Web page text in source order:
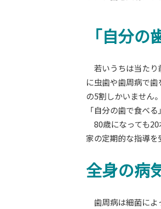
「自分
若いうちは当たり
に虫歯や歯周病で
の5割しかいません
「自分の歯で食べ
80歳になっても
家の定期的な指導を
全身の病
歯周病は細菌によ